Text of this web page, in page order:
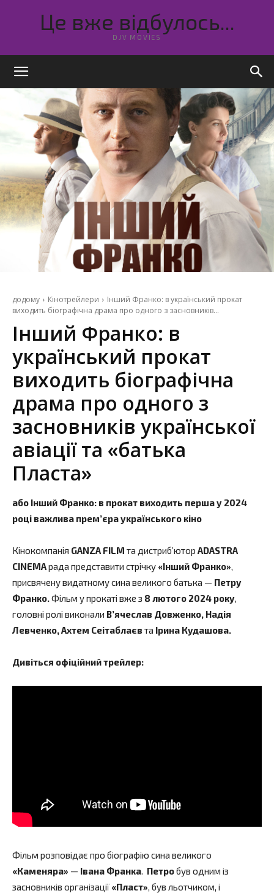
Це вже відбулось...
DJV MOVIES
додому Кінотрейлери
Інший Франко: в український прокат
виходить біографічна драма про одного з засновників...
Інший Франко: в
український прокат
виходить біографічна
драма про одного з
засновників української
авіації та «батька
Пласта»
або Інший Франко: в прокат виходить перша у 2024
році важлива прем’єра українського кіно
Кінокомпанія GANZA FILM та дистриб’ютор ADASTRA
CINEMAрада представити стрічку «Інший Франко»,
присвячену видатному сина великого батька — Петру
Франко.Фільм у прокаті вже з 8 лютого 2024 року,
головні ролі виконали В’ячеслав Довженко, Надія
Левченко, Ахтем Сеітаблаєв та Ірина Кудашова.
Дивіться офіційний трейлер:
Фільм розповідає про біографію сина великого
«Каменяра» — Івана Франка Петробув одним із
засновників організації «Пласт» , був льотчиком, і